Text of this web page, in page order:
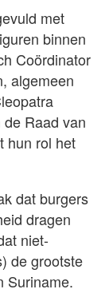
met
binnen
Coördinator
algemeen
Raad van
hun rol het
dat burgers
dragen
niet-
de grootste
Suriname.